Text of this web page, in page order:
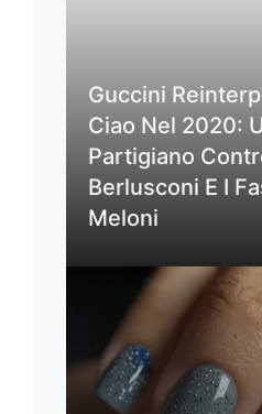
Guccini
Ciao Nel 2020:
Partigiano
Berlusconi E I
Meloni